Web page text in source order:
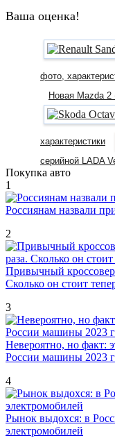
Ваша оценка!
фото,
Новая Mazda 2
характеристики
серийной LADA
Покупка авто
1
Россиянам назвали
2
Привычный кроссовер
Сколько он стоит
3
Невероятно, но факт:
России машины 2023
4
Рынок выдохся: в
электромобилей